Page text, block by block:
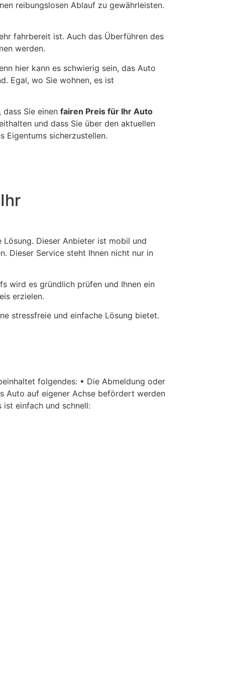
reibungslosen Ablauf zu gewährleisten.
fahrbereit ist. Auch das Überführen des
werden.
hier kann es schwierig sein, das Auto
Egal, wo Sie wohnen, es ist
Sie einen fairen Preis für Ihr Auto
und dass Sie über den aktuellen
Eigentums sicherzustellen.
Dieser Anbieter ist mobil und
Dieser Service steht Ihnen nicht nur in
wird es gründlich prüfen und Ihnen ein
erzielen.
stressfreie und einfache Lösung bietet.
folgendes: • Die Abmeldung oder
Auto auf eigener Achse befördert werden
ist einfach und schnell: